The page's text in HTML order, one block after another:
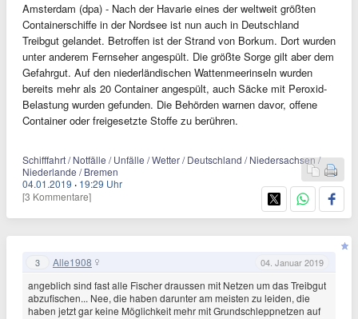
Amsterdam (dpa) - Nach der Havarie eines der weltweit größten
Containerschiffe in der Nordsee ist nun auch in Deutschland
Treibgut gelandet. Betroffen ist der Strand von Borkum. Dort wurden
unter anderem Fernseher angespült. Die größte Sorge gilt aber dem
Gefahrgut. Auf den niederländischen Wattenmeerinseln wurden
bereits mehr als 20 Container angespült, auch Säcke mit Peroxid-
Belastung wurden gefunden. Die Behörden warnen davor, offene
Container oder freigesetzte Stoffe zu berühren.
Schifffahrt / Notfälle / Unfälle / Wetter / Deutschland / Niedersachsen /
Niederlande / Bremen
04.01.2019 · 19:29 Uhr
[3 Kommentare]
3 Alle1908 04. Januar 2019
angeblich sind fast alle Fischer draussen mit Netzen um das Treibgut
abzufischen... Nee, die haben darunter am meisten zu leiden, die
haben jetzt gar keine Möglichkeit mehr mit Grundschleppnetzen auf